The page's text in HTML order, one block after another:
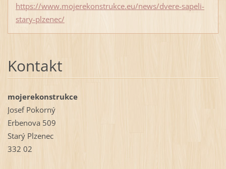
https://www.mojerekonstrukce.eu/news/dvere-sapeli-
stary-plzenec/
Kontakt
mojerekonstrukce
Josef Pokorný
Erbenova 509
Starý Plzenec
332 02